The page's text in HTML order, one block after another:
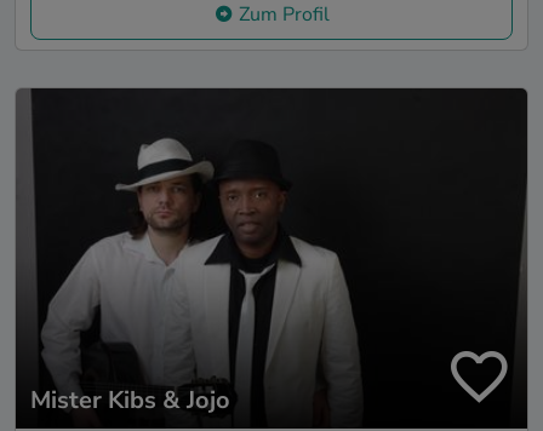
Zum Profil
Mister Kibs & Jojo